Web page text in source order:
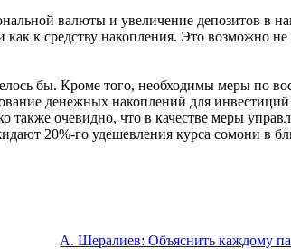
валюты и увеличение депозитов в
к средству накопления. Это возможно
бы. Кроме того, необходимы меры по
денежных накоплений для
очевидно, что в качестве меры
20%-го удешевления курса сомони в
А. Шералиев: Объяснить каждому